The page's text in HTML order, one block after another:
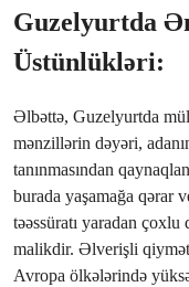
Guzelyurtda
Üstünlükləri:
Əlbəttə, Guzelyurtda
mənzillərin dəyəri,
tanınmasından
burada yaşamağa qərar
təəssüratı yaradan
malikdir. Əlverişli
Avropa ölkələrində